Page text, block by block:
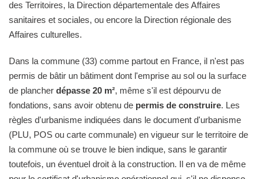
des Territoires, la Direction départementale des Affaires
sanitaires et sociales, ou encore la Direction régionale des
Affaires culturelles.
Dans la commune (33) comme partout en France, il n'est pas
permis de bâtir un bâtiment dont l'emprise au sol ou la surface
de plancher dépasse 20 m², même s'il est dépourvu de
fondations, sans avoir obtenu de permis de construire. Les
règles d'urbanisme indiquées dans le document d'urbanisme
(PLU, POS ou carte communale) en vigueur sur le territoire de
la commune où se trouve le bien indique, sans le garantir
toutefois, un éventuel droit à la construction. Il en va de même